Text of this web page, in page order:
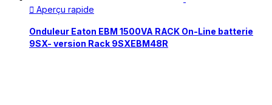
 Aperçu rapide
Onduleur Eaton EBM 1500VA RACK On-Line batterie
9SX- version Rack 9SXEBM48R